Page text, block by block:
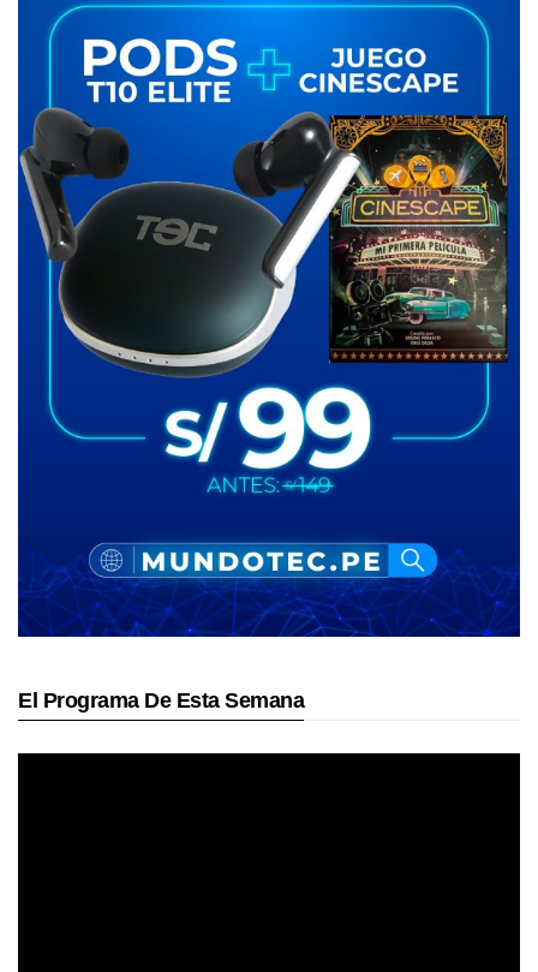
El Programa De Esta Semana